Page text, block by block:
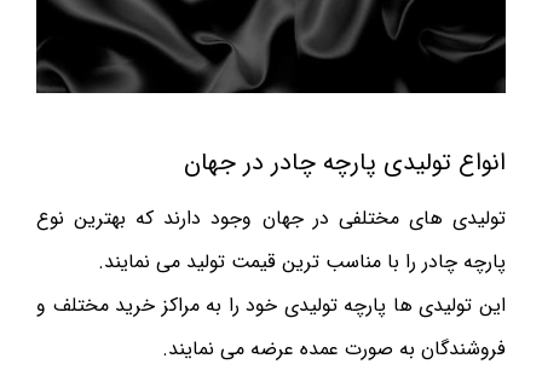
انواع تولیدی پارچه چادر در جهان
تولیدی های مختلفی در جهان وجود دارند که بهترین نوع
پارچه چادر را با مناسب ترین قیمت تولید می نمایند.
این تولیدی ها پارچه تولیدی خود را به مراکز خرید مختلف و
فروشندگان به صورت عمده عرضه می نمایند.